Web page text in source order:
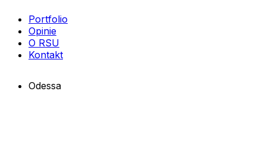
Portfolio
Opinie
O RSU
Kontakt
Odessa